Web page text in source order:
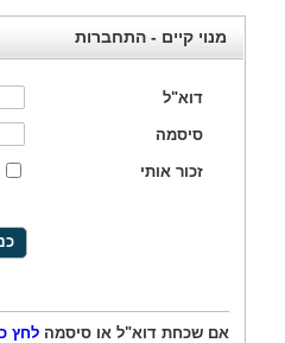
מנוי קיים - התחברות
דוא"ל
סיסמה
זכור אותי
אם שכחת דוא"ל או סיסמה לחץ